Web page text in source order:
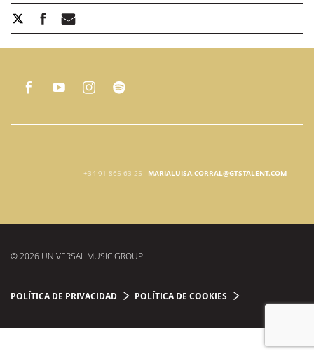
+34 91 865 63 25 | MARIALUISA.CORRAL@GTSTALENT.COM
© 2026 UNIVERSAL MUSIC GROUP
POLÍTICA DE PRIVACIDAD POLÍTICA DE COOKIES